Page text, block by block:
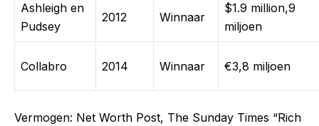
Ashleigh en
Pudsey
2012 Winnaar
$1.9 million,9
miljoen
Collabro 2014 Winnaar €3,8 miljoen
Vermogen: Net Worth Post, The Sunday Times “Rich